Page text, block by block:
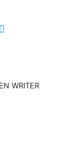
WRITER